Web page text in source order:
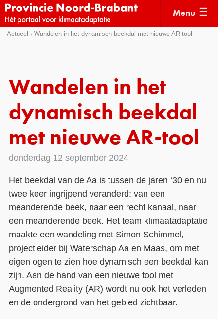
Sla
naar
menu
Direct
naar
pagina
Menu
Actueel Wandelen in het dynamisch beekdal met nieuwe AR-tool
Wandelen in het
dynamisch beekdal
met nieuwe AR-tool
donderdag 12 september 2024
Het beekdal van de Aa is tussen de jaren ‘30 en nu
twee keer ingrijpend veranderd: van een
meanderende beek, naar een recht kanaal, naar
een meanderende beek. Het team klimaatadaptatie
maakte een wandeling met Simon Schimmel,
projectleider bij Waterschap Aa en Maas, om met
eigen ogen te zien hoe dynamisch een beekdal kan
zijn. Aan de hand van een nieuwe tool met
Augmented Reality (AR) wordt nu ook het verleden
en de ondergrond van het gebied zichtbaar.
Actueel
Klimaatverhalen
Hulpmiddelen
Voorbeelden
Subsidies
Monitoring
Contact
Over ons
LIFE-IP Klimaatadaptatie